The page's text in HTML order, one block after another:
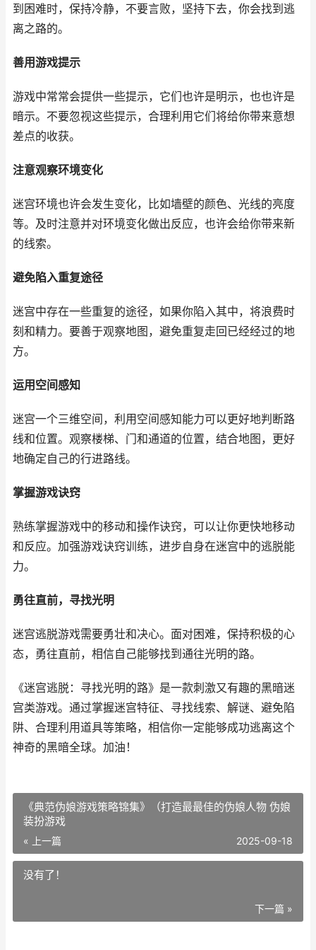
到困难时，保持冷静，不要言败，坚持下去，你会找到逃
离之路的。
善用游戏提示
游戏中常常会提供一些提示，它们也许是明示，也也许是
暗示。不要忽视这些提示，合理利用它们将给你带来意想
差点的收获。
注意观察环境变化
迷宫环境也许会发生变化，比如墙壁的颜色、光线的亮度
等。及时注意并对环境变化做出反应，也许会给你带来新
的线索。
避免陷入重复途径
迷宫中存在一些重复的途径，如果你陷入其中，将浪费时
刻和精力。要善于观察地图，避免重复走回已经经过的地
方。
运用空间感知
迷宫一个三维空间，利用空间感知能力可以更好地判断路
线和位置。观察楼梯、门和通道的位置，结合地图，更好
地确定自己的行进路线。
掌握游戏诀窍
熟练掌握游戏中的移动和操作诀窍，可以让你更快地移动
和反应。加强游戏诀窍训练，进步自身在迷宫中的逃脱能
力。
勇往直前，寻找光明
迷宫逃脱游戏需要勇壮和决心。面对困难，保持积极的心
态，勇往直前，相信自己能够找到通往光明的路。
《迷宫逃脱：寻找光明的路》是一款刺激又有趣的黑暗迷
宫类游戏。通过掌握迷宫特征、寻找线索、解谜、避免陷
阱、合理利用道具等策略，相信你一定能够成功逃离这个
神奇的黑暗全球。加油！
《典范伪娘游戏策略锦集》（打造最最佳的伪娘人物 伪娘
装扮游戏
« 上一篇 2025-09-18
没有了！
下一篇 »